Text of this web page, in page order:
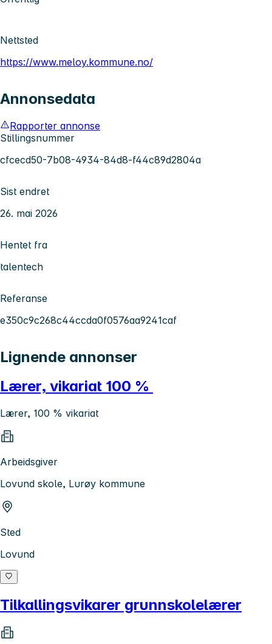
Nettsted
https://www.meloy.kommune.no/
Annonsedata
Rapporter annonse
Stillingsnummer
cfcecd50-7b08-4934-84d8-f44c89d2804a
Sist endret
26. mai 2026
Hentet fra
talentech
Referanse
e350c9c268c44ccda0f0576aa9241caf
Lignende annonser
Lærer, vikariat 100 %
Lærer, 100 % vikariat
Arbeidsgiver
Lovund skole, Lurøy kommune
Sted
Lovund
Tilkallingsvikarer grunnskolelærer